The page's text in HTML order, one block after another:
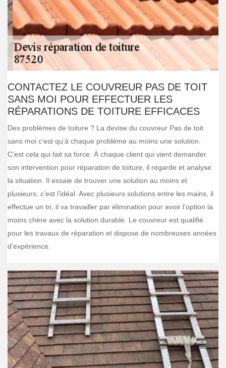
CONTACTEZ LE COUVREUR PAS DE TOIT
SANS MOI POUR EFFECTUER LES
RÉPARATIONS DE TOITURE EFFICACES
Des problèmes de toiture ? La devise du couvreur Pas de toit
sans moi c’est qu’à chaque problème au moins une solution.
C’est cela qui fait sa force. À chaque client qui vient demander
son intervention pour réparation de toiture, il regarde et analyse
la situation. Il essaie de trouver une solution au moins et
plusieurs, c’est l’idéal. Avec plusieurs solutions entre les mains, il
effectue un tri, il va travailler par élimination pour avoir l’option la
moins chère avec la solution durable. Le couvreur est qualifié
pour les travaux de réparation et dispose de nombreuses années
d’expérience.